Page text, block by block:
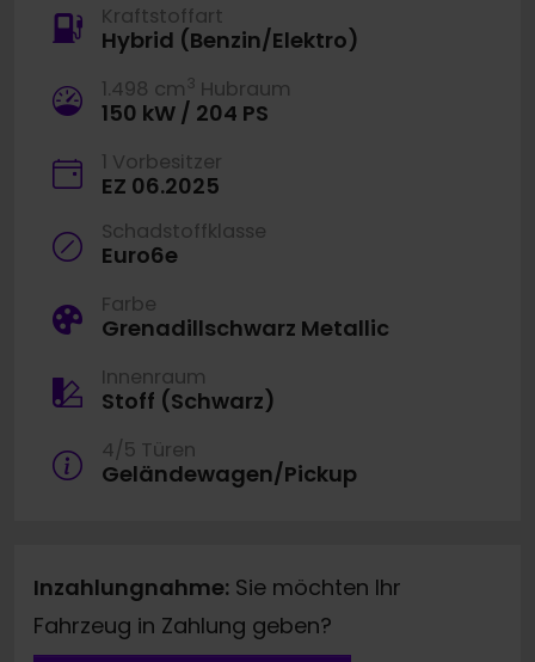
Kraftstoffart
Hybrid (Benzin/Elektro)
1.498 cm 3 Hubraum
150 kW / 204 PS
1 Vorbesitzer
EZ 06.2025
Schadstoffklasse
Euro6e
Farbe
Grenadillschwarz Metallic
Innenraum
Stoff (Schwarz)
4/5 Türen
Geländewagen/Pickup
Inzahlungnahme: Sie möchten Ihr
Fahrzeug in Zahlung geben?